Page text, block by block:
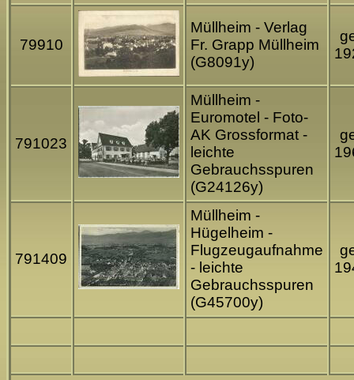
79910
Müllheim - Verlag
Fr. Grapp Müllheim
(G8091y)
791023
Müllheim -
Euromotel - Foto-
AK Grossformat -
leichte
Gebrauchsspuren
(G24126y)
791409
Müllheim -
Hügelheim -
Flugzeugaufnahme
- leichte
Gebrauchsspuren
(G45700y)